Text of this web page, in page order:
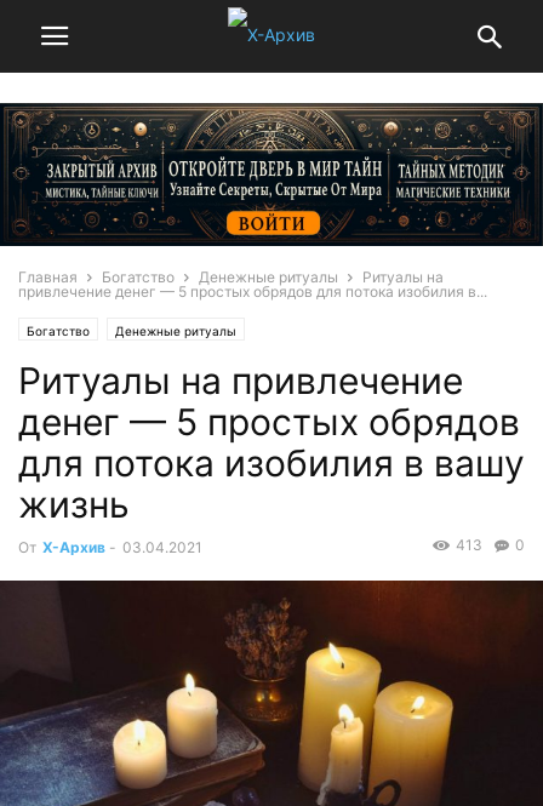
Главная Богатство Денежные ритуалы
Ритуалы на
привлечение денег — 5 простых обрядов для потока изобилия в...
Богатство Денежные ритуалы
Ритуалы на привлечение
денег — 5 простых обрядов
для потока изобилия в вашу
жизнь
От Х-Архив - 03.04.2021 0
413